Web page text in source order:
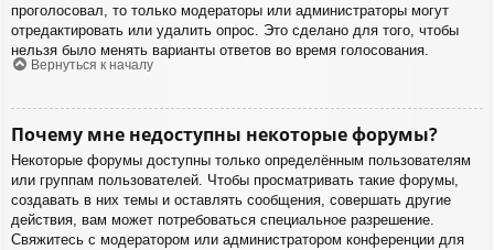
проголосовал, то только модераторы или администраторы могут
отредактировать или удалить опрос. Это сделано для того, чтобы
нельзя было менять варианты ответов во время голосования.
Вернуться к началу
Почему мне недоступны некоторые форумы?
Некоторые форумы доступны только определённым пользователям
или группам пользователей. Чтобы просматривать такие форумы,
создавать в них темы и оставлять сообщения, совершать другие
действия, вам может потребоваться специальное разрешение.
Свяжитесь с модератором или администратором конференции для